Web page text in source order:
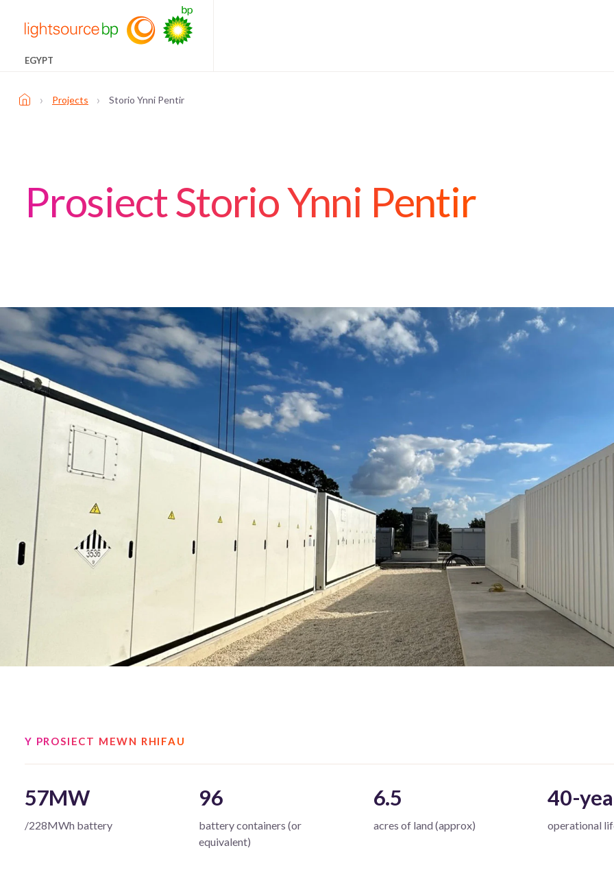
EGYPT
› Projects › Storio Ynni Pentir
Prosiect Storio Ynni Pentir
Y PROSIECT MEWN RHIFAU
57MW
/228MWh battery
96
battery containers (or
equivalent)
6.5
acres of land (approx)
40-
operational